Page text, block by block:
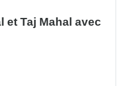
et Taj Mahal avec